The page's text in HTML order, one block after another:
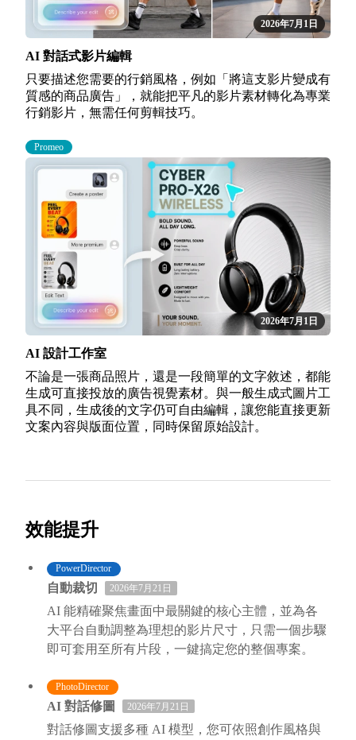
2026年7月1日
AI 對話式影片編輯
只要描述您需要的行銷風格，例如「將這支影片變成有
質感的商品廣告」，就能把平凡的影片素材轉化為專業
行銷影片，無需任何剪輯技巧。
Promeo
2026年7月1日
AI 設計工作室
不論是一張商品照片，還是一段簡單的文字敘述，都能
生成可直接投放的廣告視覺素材。與一般生成式圖片工
具不同，生成後的文字仍可自由編輯，讓您能直接更新
文案內容與版面位置，同時保留原始設計。
效能提升
PowerDirector
自動裁切 2026年7月21日
AI 能精確聚焦畫面中最關鍵的核心主體，並為各
大平台自動調整為理想的影片尺寸，只需一個步驟
即可套用至所有片段，一鍵搞定您的整個專案。
PhotoDirector
AI 對話修圖 2026年7月21日
對話修圖支援多種 AI 模型，您可依照創作風格與